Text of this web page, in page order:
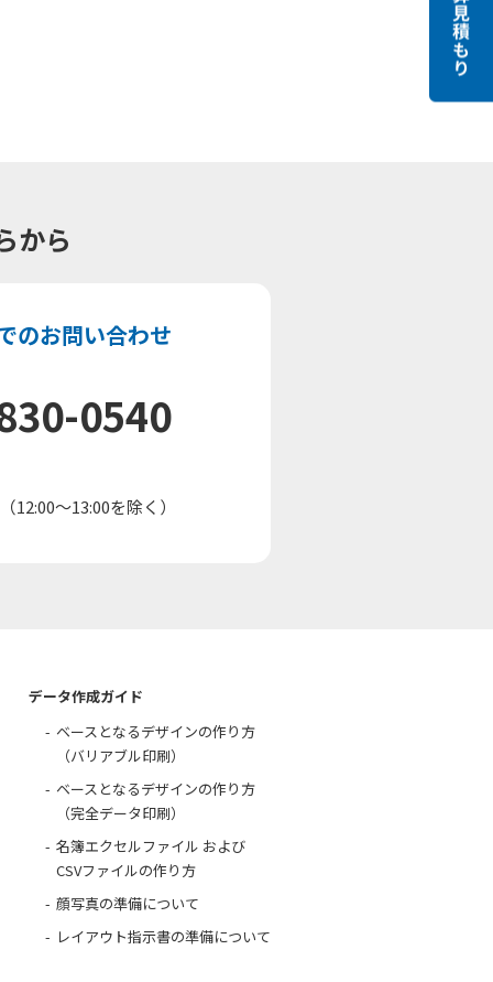
から
のお問い合わせ
0540
12:00～13:00を除く）
データ作成ガイド
ベースとなるデザインの作り方
（バリアブル印刷）
ベースとなるデザインの作り方
（完全データ印刷）
名簿エクセルファイル および
CSVファイルの作り方
顔写真の準備について
レイアウト指示書の準備について